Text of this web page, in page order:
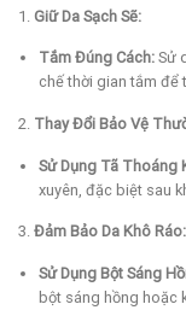
1. Giữ Da Sạch Sẽ:
Tắm Đúng Cách:Sử
chế thời gian tắm để
2. Thay Đổi Bảo Vệ
Sử Dụng Tã Thoáng
xuyên, đặc biệt sau
3. Đảm Bảo Da Khô Ráo:
Sử Dụng Bột Sáng
bột sáng hồng hoặc